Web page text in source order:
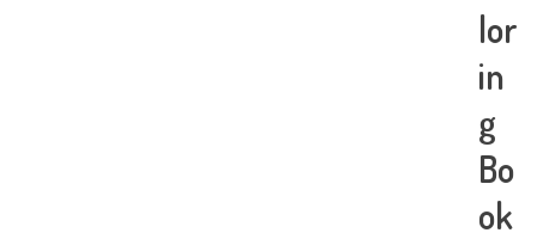
lor
in
g
Bo
ok